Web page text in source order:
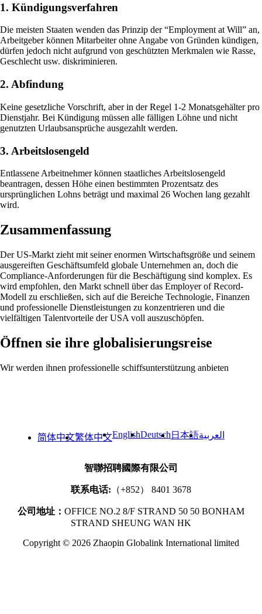
1. Kündigungsverfahren
Die meisten Staaten wenden das Prinzip der “Employment at Will” an,
Arbeitgeber können Mitarbeiter ohne Angabe von Gründen kündigen,
dürfen jedoch nicht aufgrund von geschützten Merkmalen wie Rasse,
Geschlecht usw. diskriminieren.
2. Abfindung
Keine gesetzliche Vorschrift, aber in der Regel 1-2 Monatsgehälter pro
Dienstjahr. Bei Kündigung müssen alle fälligen Löhne und nicht
genutzten Urlaubsansprüche ausgezahlt werden.
3. Arbeitslosengeld
Entlassene Arbeitnehmer können staatliches Arbeitslosengeld
beantragen, dessen Höhe einen bestimmten Prozentsatz des
ursprünglichen Lohns beträgt und maximal 26 Wochen lang gezahlt
wird.
Zusammenfassung
Der US-Markt zieht mit seiner enormen Wirtschaftsgröße und seinem
ausgereiften Geschäftsumfeld globale Unternehmen an, doch die
Compliance-Anforderungen für die Beschäftigung sind komplex. Es
wird empfohlen, den Markt schnell über das Employer of Record-
Modell zu erschließen, sich auf die Bereiche Technologie, Finanzen
und professionelle Dienstleistungen zu konzentrieren und die
vielfältigen Talentvorteile der USA voll auszuschöpfen.
Öffnen sie ihre globalisierungsreise
Wir werden ihnen professionelle schiffsunterstützung anbieten
简体中文繁体中文EnglishDeutsch 日本語العربية
智聯招聘國際有限公司
联系电话: （+852） 8401 3678
公司地址： OFFICE NO.2 8/F STRAND 50 50 BONHAM
STRAND SHEUNG WAN HK
Copyright © 2026 Zhaopin Globalink International limited